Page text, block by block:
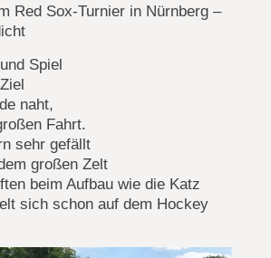
Red Sox-Turnier in Nürnberg –
Spiel
naht,
Fahrt.
sehr gefällt
großen Zelt
beim Aufbau wie die Katz
sich schon auf dem Hockey